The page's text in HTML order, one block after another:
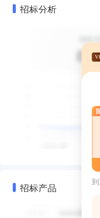
招标分析
招标产品 到